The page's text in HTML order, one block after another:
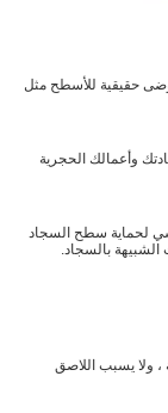
حقيقية للأسطح مثل
وأعمالك الحجرية
لحماية سطح السجاد
الشبيهة بالسجاد.
، ولا يسبب اللاصق